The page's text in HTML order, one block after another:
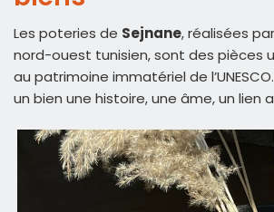
Les poteries de Sejnane, réalisées
nord-ouest tunisien, sont des pièces
au patrimoine immatériel de
un bien une histoire, une âme, un lien